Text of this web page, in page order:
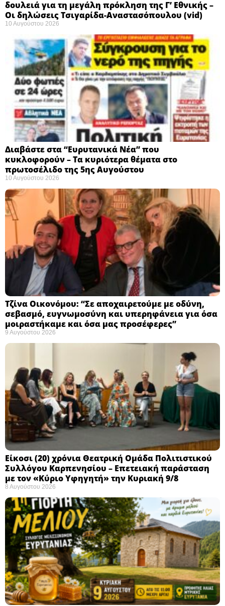
δουλειά για τη μεγάλη πρόκληση της Γ’ Εθνικής –
Οι δηλώσεις Τσιγαρίδα-Αναστασόπουλου (vid)
10 Αυγούστου 2026
Διαβάστε στα “Ευρυτανικά Νέα” που
κυκλοφορούν – Τα κυριότερα θέματα στο
πρωτοσέλιδο της 5ης Αυγούστου
10 Αυγούστου 2026
Τζίνα Οικονόμου: “Σε αποχαιρετούμε με οδύνη,
σεβασμό, ευγνωμοσύνη και υπερηφάνεια για όσα
μοιραστήκαμε και όσα μας προσέφερες”
9 Αυγούστου 2026
Eίκοσι (20) χρόνια Θεατρική Ομάδα Πολιτιστικού
Συλλόγου Καρπενησίου – Επετειακή παράσταση
με τον «Κύριο Υφηγητή» την Κυριακή 9/8
8 Αυγούστου 2026